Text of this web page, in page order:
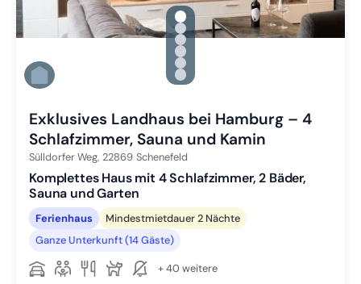
gallery.slide_selector
Zu Slide 1 wechseln
Zu Slide 2 wechseln
Zu Slide 3 wechseln
Zu Slide 4 wechseln
Zu Slide 5 wechseln
Zu Slide 6 wechseln
Exklusives Landhaus bei Hamburg – 4
Schlafzimmer, Sauna und Kamin
Sülldorfer Weg, 22869 Schenefeld
Komplettes Haus mit 4 Schlafzimmer, 2 Bäder,
Sauna und Garten
Ferienhaus
Mindestmietdauer 2 Nächte
Ganze Unterkunft (14 Gäste)
+ 40 weitere